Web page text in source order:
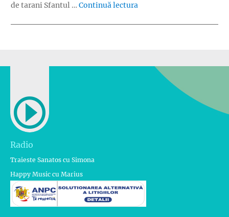
de tarani Sfantul … Continuă lectura
Radio
Traieste Sanatos cu Simona
Happy Music cu Marius